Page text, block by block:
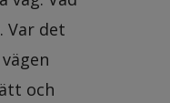
Var det
och